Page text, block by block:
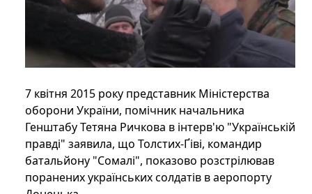
7 квітня 2015 року представник Міністерства
оборони України, помічник начальника
Генштабу Тетяна Ричкова в інтерв'ю "Українській
правді" заявила, що Толстих-Ґіві, командир
батальйону "Сомалі", показово розстрілював
поранених українських солдатів в аеропорту